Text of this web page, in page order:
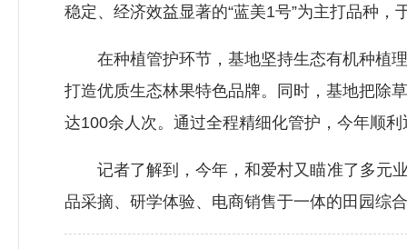
稳定、经济效益显著的“蓝美1号”为主打品种，
在种植管护环节，基地坚持生态有机种植理
打造优质生态林果特色品牌。同时，基地把除
达100余人次。通过全程精细化管护，今年顺
记者了解到，今年，和爱村又瞄准了多元业
品采摘、研学体验、电商销售于一体的田园综